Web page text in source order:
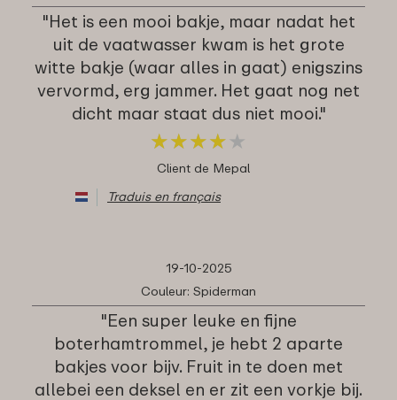
"Het is een mooi bakje, maar nadat het
uit de vaatwasser kwam is het grote
witte bakje (waar alles in gaat) enigszins
vervormd, erg jammer. Het gaat nog net
dicht maar staat dus niet mooi."
★★★★ ★
★★★★ ★
Client de Mepal
Traduis en français
19-10-2025
Couleur: Spiderman
"Een super leuke en fijne
boterhamtrommel, je hebt 2 aparte
bakjes voor bijv. Fruit in te doen met
allebei een deksel en er zit een vorkje bij.